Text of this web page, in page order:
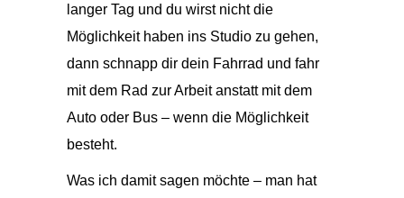
langer Tag und du wirst nicht die
Möglichkeit haben ins Studio zu gehen,
dann schnapp dir dein Fahrrad und fahr
mit dem Rad zur Arbeit anstatt mit dem
Auto oder Bus – wenn die Möglichkeit
besteht.
Was ich damit sagen möchte – man hat